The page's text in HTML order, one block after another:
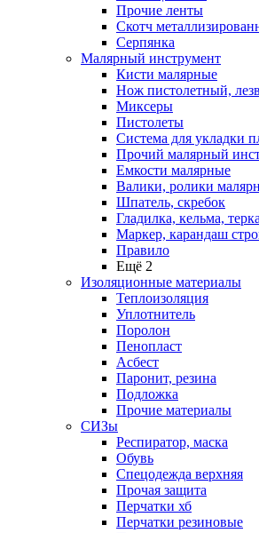
Прочие ленты
Скотч
Серпянка
Малярный инструмент
Кисти малярные
Нож пистолетный,
Миксеры
Пистолеты
Система для укладки
Прочий малярный
Емкости малярные
Валики, ролики
Шпатель, скребок
Гладилка, кельма, терка
Маркер, карандаш
Правило
Ещё 2
Изоляционные материалы
Теплоизоляция
Уплотнитель
Поролон
Пенопласт
Асбест
Паронит, резина
Подложка
Прочие материалы
СИЗы
Респиратор, маска
Обувь
Спецодежда верхняя
Прочая защита
Перчатки хб
Перчатки резиновые